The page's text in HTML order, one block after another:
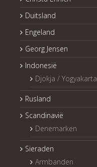
Duitsland
Engeland
Georg Jensen
Indonesië
Djokja / Yogyakarta
Rusland
Scandinavië
Denemarken
Sieraden
Armbanden